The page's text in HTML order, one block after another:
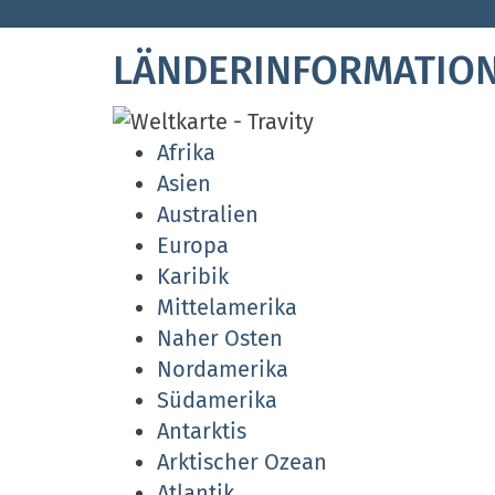
Afrika
Asien
Australien
Europa
Karibik
Mittelamerika
Naher Osten
Nordamerika
Südamerika
Antarktis
Arktischer Ozean